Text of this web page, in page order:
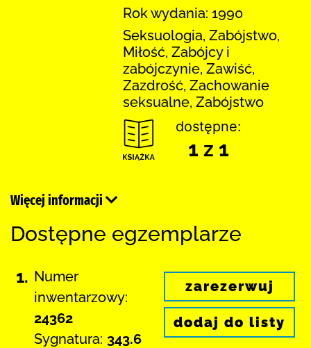
Rok wydania: 1990
Seksuologia, Zabójstwo,
Miłość, Zabójcy i
zabójczynie, Zawiść,
Zazdrość, Zachowanie
seksualne, Zabójstwo
dostępne:
1 z 1
Więcej informacji
Dostępne egzemplarze
1. Numer
inwentarzowy:
24362
Sygnatura: 343.6
zarezerwuj
dodaj do listy